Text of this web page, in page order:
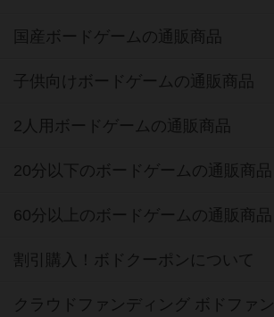
国産ボードゲームの通販商品
子供向けボードゲームの通販商品
2人用ボードゲームの通販商品
20分以下のボードゲームの通販商品
60分以上のボードゲームの通販商品
割引購入！ボドクーポンについて
クラウドファンディング ボドファン